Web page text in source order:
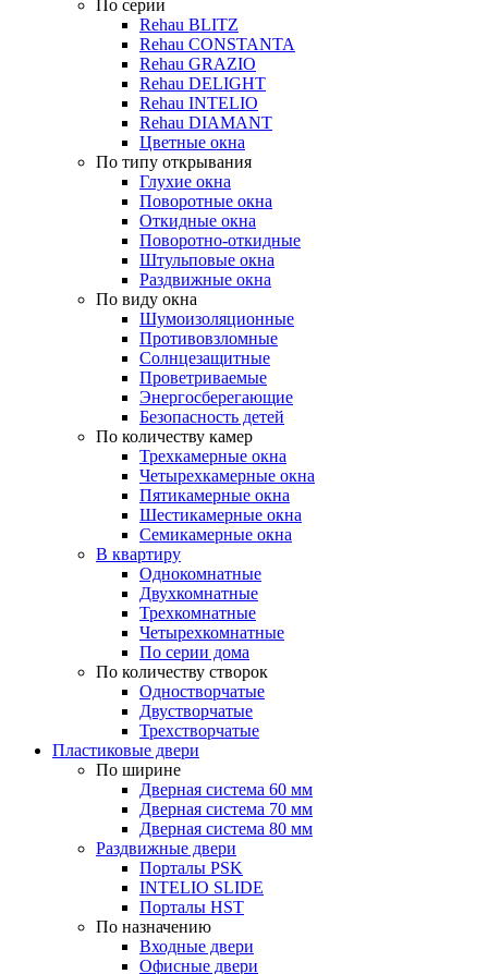
По серии
Rehau BLITZ
Rehau CONSTANTA
Rehau GRAZIO
Rehau DELIGHT
Rehau INTELIO
Rehau DIAMANT
Цветные окна
По типу открывания
Глухие окна
Поворотные окна
Откидные окна
Поворотно-откидные
Штульповые окна
Раздвижные окна
По виду окна
Шумоизоляционные
Противовзломные
Солнцезащитные
Проветриваемые
Энергосберегающие
Безопасность детей
По количеству камер
Трехкамерные окна
Четырехкамерные окна
Пятикамерные окна
Шестикамерные окна
Семикамерные окна
В квартиру
Однокомнатные
Двухкомнатные
Трехкомнатные
Четырехкомнатные
По серии дома
По количеству створок
Одностворчатые
Двустворчатые
Трехстворчатые
Пластиковые двери
По ширине
Дверная система 60 мм
Дверная система 70 мм
Дверная система 80 мм
Раздвижные двери
Порталы PSK
INTELIO SLIDE
Порталы HST
По назначению
Входные двери
Офисные двери